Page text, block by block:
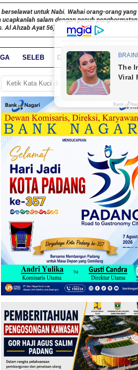
untuk Nabi. Wahai orang-orang yang
salam dengan penuh penghormatan
Al Ahzab Ayat 56)
SELEB DUNIA PARIWARA